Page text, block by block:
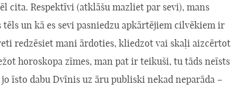
cita. Respektīvi (atklāšu mazliet par sevi), mans
tēls un kā es sevi pasniedzu apkārtējiem cilvēkiem ir
redzēsiet mani ārdoties, kliedzot vai skaļi aizcērtot
horoskopa zīmes, man pat ir teikuši, tu tāds neīsts
jo īsto dabu Dvīnis uz āru publiski nekad neparāda –